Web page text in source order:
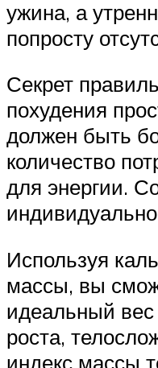
ужина, а
попросту
Секрет
похудения
должен быть
количество
для энергии.
Используя
массы, вы
идеальный вес
роста,
индекс массы